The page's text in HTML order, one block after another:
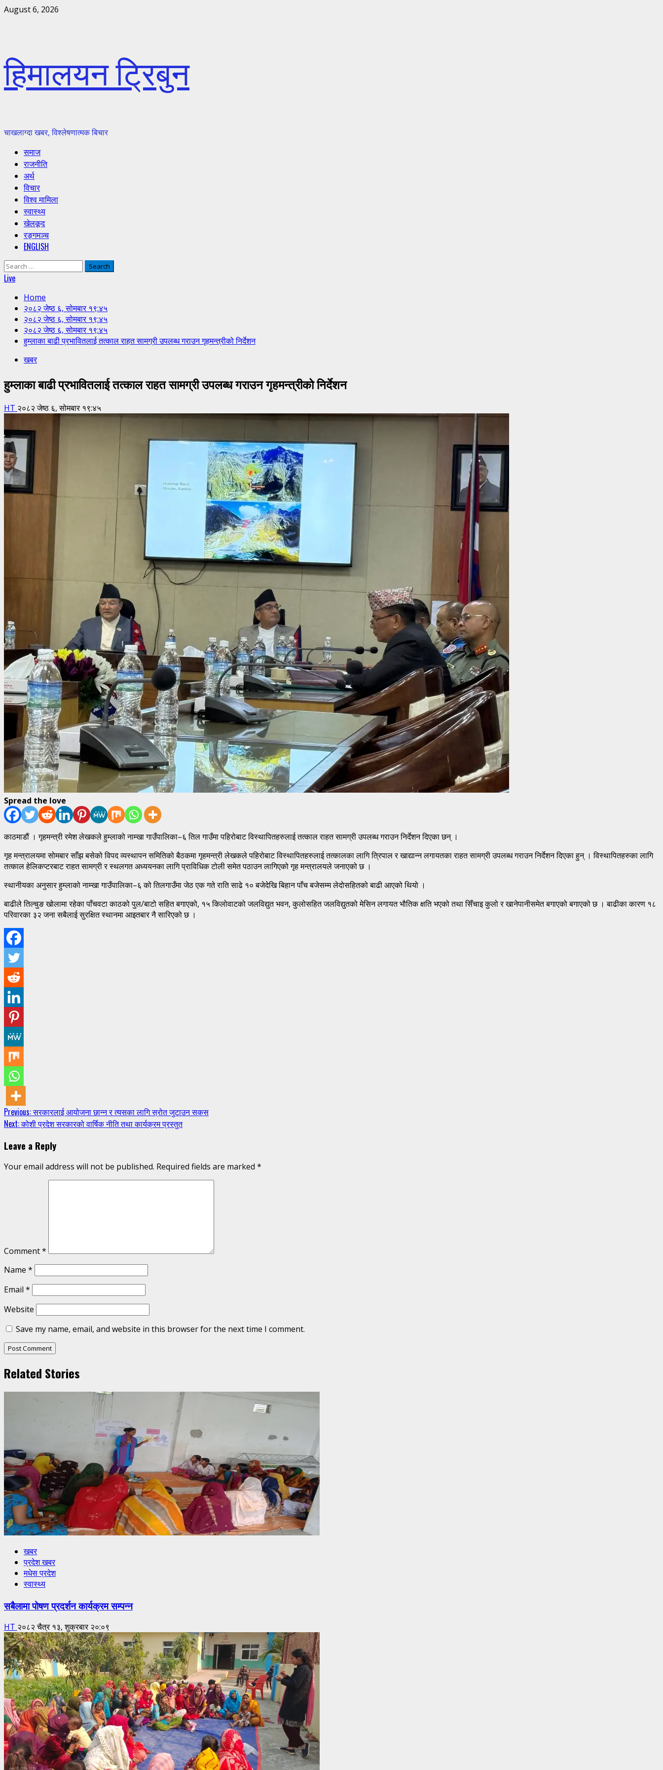
Skip
August 6, 2026
हिमालयन ट्रिबुन
चाखलाग्दा खबर, विश्लेषणात्मक बिचार
Primary
Menu
समाज
राजनीति
अर्थ
विचार
विश्व मामिला
स्वास्थ्य
खेलकूद
रङ्गमञ्च
ENGLISH
Search
for:
Live
Home
२०८२ जेष्ठ ६, सोमबार १९:४५
२०८२ जेष्ठ ६, सोमबार १९:४५
२०८२ जेष्ठ ६, सोमबार १९:४५
हुम्लाका बाढी प्रभावितलाई तत्काल राहत सामग्री उपलब्ध गराउन गृहमन्त्रीको निर्देशन
खबर
हुम्लाका बाढी प्रभावितलाई तत्काल राहत सामग्री उपलब्ध गराउन गृहमन्त्रीको निर्देशन
HT २०८२ जेष्ठ ६, सोमबार १९:४५
Spread the love
काठमाडौं । गृहमन्त्री रमेश लेखकले हुम्लाको नाम्खा गाउँपालिका–६ तिल गाउँमा पहिरोबाट विस्थापितहरुलाई तत्काल राहत सामग्री उपलब्ध गराउन निर्देशन दिएका छन् ।
गृह मन्त्रालयमा सोमबार साँझ बसेको विपद व्यस्थापन समितिको बैठकमा गृहमन्त्री लेखकले पहिरोबाट विस्थापितहरुलाई तत्कालका लागि त्रिपाल र खाद्यान्न लगायतका राहत सामग्री उपलब्ध गराउन निर्देशन दिएका हुन् । विस्थापितहरुका लागि
तत्काल हेलिकप्टरबाट राहत सामग्री र स्थलगत अध्ययनका लागि प्राविधिक टोली समेत पठाउन लागिएको गृह मन्त्रालयले जनाएको छ ।
स्थानीयका अनुसार हुम्लाको नाम्खा गाउँपालिका–६ को तिलगाउँमा जेठ एक गते राति साढे १० बजेदेखि बिहान पाँच बजेसम्म लेदोसहितको बाढी आएको थियो ।
बाढीले तिल्चुङ खोलामा रहेका पाँचवटा काठको पुल/बाटो सहित बगाएको, १५ किलोवाटको जलविद्युत भवन, कुलोसहित जलविद्युतको मेसिन लगायत भौतिक क्षति भएको तथा सिँचाइ कुलो र खानेपानीसमेत बगाएको बगाएको छ । बाढीका कारण १८
परिवारका ३२ जना सबैलाई सुरक्षित स्थानमा आइतबार नै सारिएको छ ।
Continue
Reading
Previous:सरकारलाई आयोजना छान्न र त्यसका लागि स्रोत जुटाउन सकस
Next:कोशी प्रदेश सरकारको वार्षिक नीति तथा कार्यक्रम प्रस्तुत
Leave a Reply
Your email address will not be published. Required fields are marked *
Comment*
Name *
Email *
Website
Save my name, email, and website in this browser for the next time I comment.
Related Stories
खबर
प्रदेश खबर
मधेस प्रदेश
स्वास्थ्य
सबैलामा पोषण प्रदर्शन कार्यक्रम सम्पन्न
HT २०८२ चैत्र १३, शुक्रबार २०:०९